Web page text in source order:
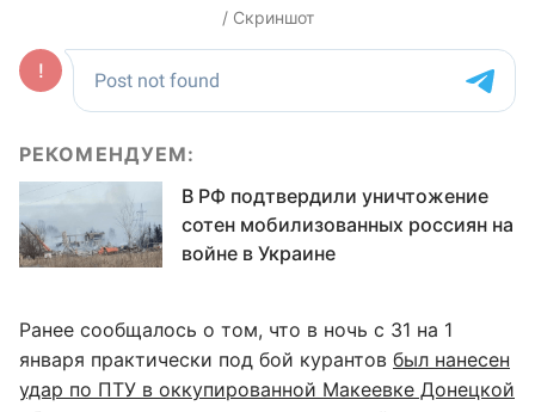
/ Скриншот
РЕКОМЕНДУЕМ:
В РФ подтвердили уничтожение
сотен мобилизованных россиян на
войне в Украине
Ранее сообщалось о том, что в ночь с 31 на 1
января практически под бой курантов был нанесен
удар по ПТУ в оккупированной Макеевке Донецкой